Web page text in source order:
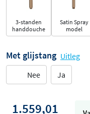
3-standen
handdouche
Satin Spray
model
Met glijstang Uitleg
Nee
Ja
1.559,01